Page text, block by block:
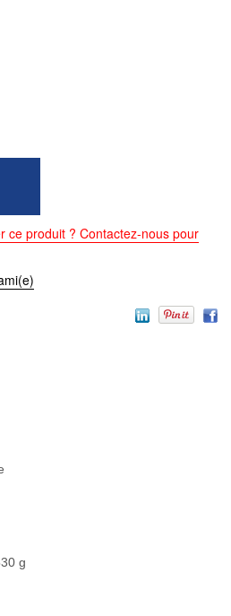
ce produit ? Contactez-nous pour
g